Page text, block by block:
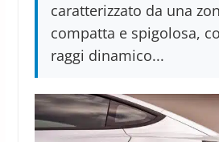
caratterizzato da una
compatta e spigolosa,
raggi dinamico...